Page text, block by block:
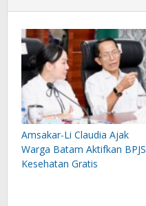
Amsakar-Li Claudia Ajak
Warga Batam Aktifkan BPJS
Kesehatan Gratis